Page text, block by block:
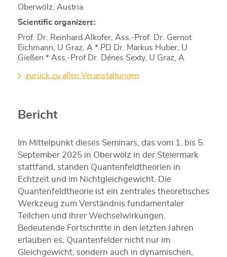
Oberwölz, Austria
Scientific organizers:
Prof. Dr. Reinhard Alkofer, Ass.-Prof. Dr. Gernot
Eichmann, U Graz, A * PD Dr. Markus Huber, U
Gießen * Ass.-Prof Dr. Dénes Sexty, U Graz, A
zurück zu allen Veranstaltungen
Bericht
Im Mittelpunkt dieses Seminars, das vom 1. bis 5.
September 2025 in Oberwölz in der Steiermark
stattfand, standen Quantenfeldtheorien in
Echtzeit und im Nichtgleichgewicht. Die
Quantenfeldtheorie ist ein zentrales theoretisches
Werkzeug zum Verständnis fundamentaler
Teilchen und ihrer Wechselwirkungen.
Bedeutende Fortschritte in den letzten Jahren
erlauben es, Quantenfelder nicht nur im
Gleichgewicht, sondern auch in dynamischen,